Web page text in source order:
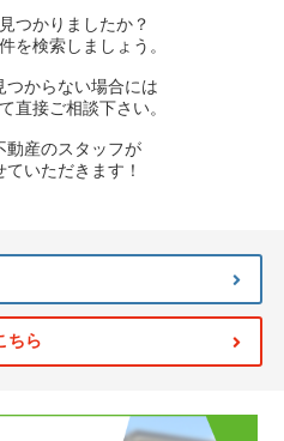
つかりましたか？
を検索しましょう。
つからない場合には
直接ご相談下さい。
動産のスタッフが
いただきます！
ちら